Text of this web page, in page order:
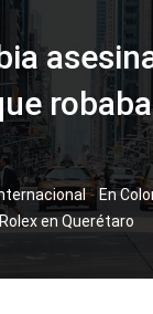
- En
en Querétaro